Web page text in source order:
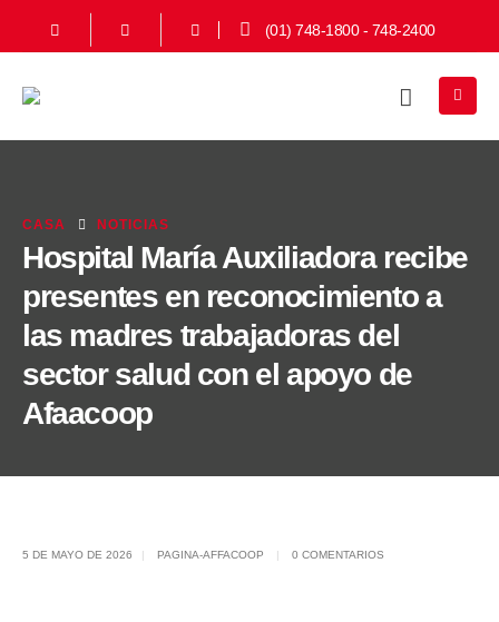
(01) 748-1800 - 748-2400
CASA NOTICIAS
Hospital María Auxiliadora recibe
presentes en reconocimiento a
las madres trabajadoras del
sector salud con el apoyo de
Afaacoop
5 DE MAYO DE 2026 PAGINA-AFFACOOP 0 COMENTARIOS